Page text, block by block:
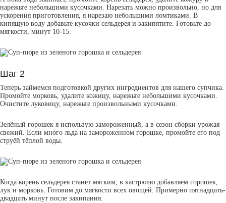
нарежьте небольшими кусочками. Нарезать можно произвольно, но для
ускорения приготовления, я нарезаю небольшими ломтиками. В
кипящую воду добавьте кусочки сельдерея и закипятите. Готовьте до
мягкости, минут 10-15.
Шаг 2
Теперь займемся подготовкой других ингредиентов для нашего супчика.
Промойте морковь, удалите кожицу, нарежьте небольшими кусочками.
Очистите луковицу, нарежьте произвольными кусочками.
Зелёный горошек я использую замороженный, а в сезон сборки урожая –
свежий. Если много льда на замороженном горошке, промойте его под
струёй тёплой воды.
Когда корень сельдерея станет мягким, в кастрюлю добавляем горошек,
лук и морковь. Готовим до мягкости всех овощей. Примерно пятнадцать-
двадцать минут после закипания.